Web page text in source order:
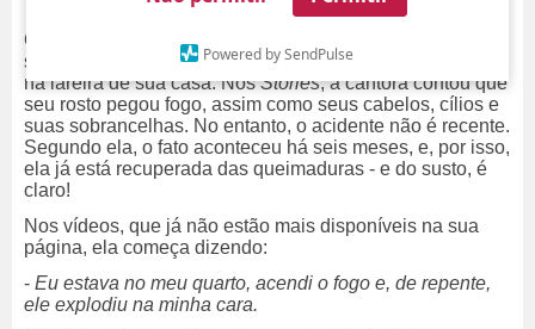
Powered by SendPulse
Que susto! Britney Spears usou o
segunda-feira, dia 30, para revelar que teve um acidente
na lareira de sua casa. NosStories, a cantora contou que
seu rosto pegou fogo, assim como seus cabelos, cílios e
suas sobrancelhas. No entanto, o acidente não é recente.
Segundo ela, o fato aconteceu há seis meses, e, por isso,
ela já está recuperada das queimaduras - e do susto, é
claro!
Nos vídeos, que já não estão mais disponíveis na sua
página, ela começa dizendo:
- Eu estava no meu quarto, acendi o fogo e, de repente,
ele explodiu na minha cara.